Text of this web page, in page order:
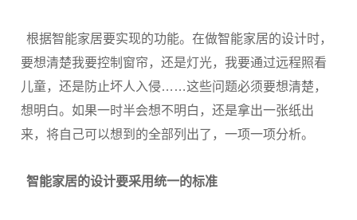
根据智能家居要实现的功能。在做智能家居的设计时，
要想清楚我要控制窗帘，还是灯光，我要通过远程照看
儿童，还是防止坏人入侵……这些问题必须要想清楚，
想明白。如果一时半会想不明白，还是拿出一张纸出
来，将自己可以想到的全部列出了，一项一项分析。
智能家居的设计要采用统一的标准